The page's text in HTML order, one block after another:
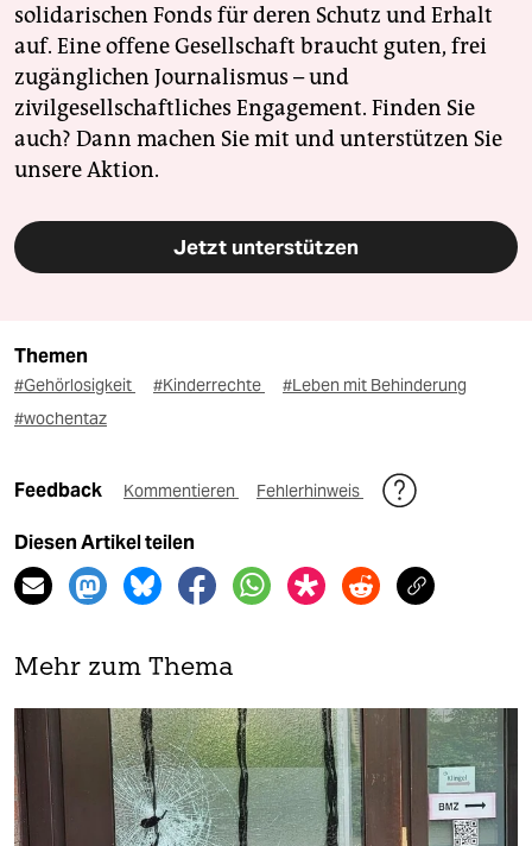
solidarischen Fonds für deren Schutz und Erhalt
auf. Eine offene Gesellschaft braucht guten, frei
zugänglichen Journalismus – und
zivilgesellschaftliches Engagement. Finden Sie
auch? Dann machen Sie mit und unterstützen Sie
unsere Aktion.
Jetzt unterstützen
Themen
#Gehörlosigkeit #Kinderrechte
#Leben mit Behinderung
#wochentaz
Feedback Kommentieren Fehlerhinweis
Diesen Artikel teilen
Mehr zum Thema